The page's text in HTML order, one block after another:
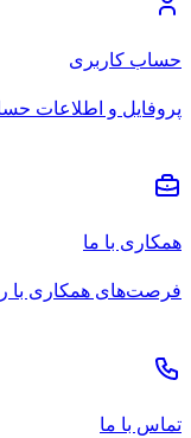
حساب کاربری
پروفایل و اطلاعات
همکاری با ما
فرصت‌های همکاری با
تماس با ما